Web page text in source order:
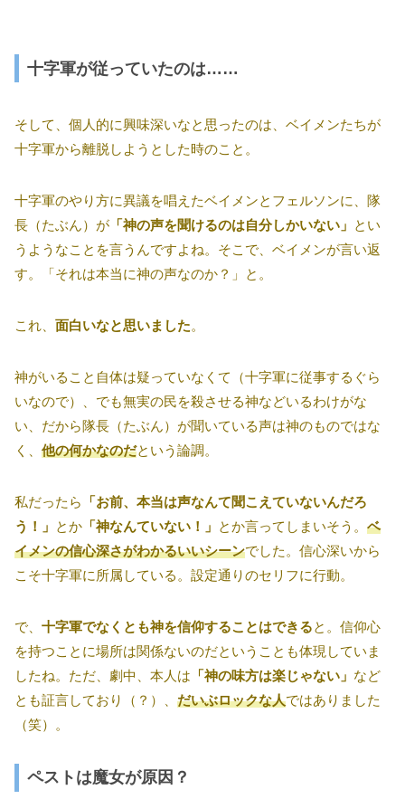
十字軍が従っていたのは……
そして、個人的に興味深いなと思ったのは、ベイメンたちが
十字軍から離脱しようとした時のこと。
十字軍のやり方に異議を唱えたベイメンとフェルソンに、隊
長（たぶん）が 「神の声を聞けるのは自分しかいない」 とい
うようなことを言うんですよね。そこで、ベイメンが言い返
す。「それは本当に神の声なのか？」と。
これ、 面白いなと思いました。
神がいること自体は疑っていなくて（十字軍に従事するぐら
いなので）、でも無実の民を殺させる神などいるわけがな
い、だから隊長（たぶん）が聞いている声は神のものではな
く、 他の何かなのだという論調。
私だったら
「お前、本当は声なんて聞こえていないんだろ
う！」 とか 「神なんていない！」 とか言ってしまいそう。 ベ
イメンの信心深さがわかるいいシーンでした。信心深いから
こそ十字軍に所属している。設定通りのセリフに行動。
で、 十字軍でなくとも神を信仰することはできると。信仰心
を持つことに場所は関係ないのだということも体現していま
したね。ただ、劇中、本人は 「神の味方は楽じゃない」 など
とも証言しており（？）、 だいぶロックな人ではありました
（笑）。
ペストは魔女が原因？